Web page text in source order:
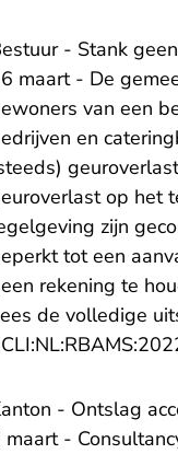
- Stank
maart - De
van een
en
op het
zijn
tot een
rekening te
de volledige
- Ontslag
maart -